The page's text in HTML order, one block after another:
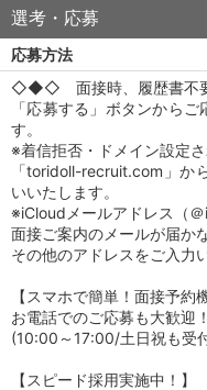
選考・応募
応募方法
◇◆◇ 面接時、履歴書
「応募する」ボタンから
す。
※着信拒否・ドメイン設定さ
「toridoll-recruit.com」か
いいたします。
※iCloudメールアドレス（
面接ご案内のメールが届か
その他のアドレスをご入力
【スマホで簡単！面接予約
お電話でのご応募も大歓迎！
(10:00～17:00/土日祝も受
【スピード採用実施中！】